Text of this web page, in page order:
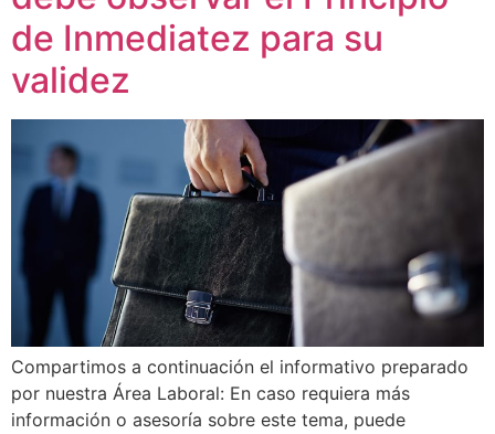
de Inmediatez para su
validez
Compartimos a continuación el informativo preparado
por nuestra Área Laboral: En caso requiera más
información o asesoría sobre este tema, puede